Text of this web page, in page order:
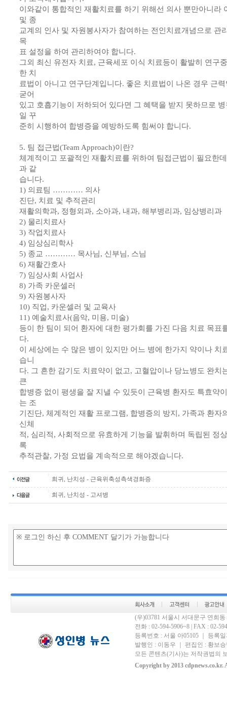
이와같이 통합적인 재활치료를 하기 위해선 의사 뿐만아니라
및 종
교계의 인사 및 자원봉사자가 참여하는 전인치료개념으로 관
목
표 설정을 하여 관리하여야 합니다.
그외 최신 유전자 치료, 근육세포 이식 치료등이 활발히 연구
한 치
료법이 아니고 연구단계입니다. 좋은 치료법이 나온 경우 근
굳어
있고 호흡기능이 저하되어 있다면 그 혜택을 받지 못하므로
일 꾸
준히 시행하여 합병증을 예방하도록 힘써야 합니다.
5. 팀 접근법(Team Approach)이란?
체계적이고 포괄적인 재활치료를 위하여 팀접근법이 필요한
과 같
습니다.
1) 의료팀 ………… 의사
진단, 치료 및 추적관리
재활의학과, 정형외과, 소아과, 내과, 해부병리과, 임상병리과
2) 물리치료사
3) 작업치료사
4) 임상심리학사
5) 종교 ………… 목사님, 신부님, 스님
6) 재활간호사
7) 임상사회 사업사
8) 가족 카운셀러
9) 자원봉사자
10) 직업, 카운셀러 및 교육사
11) 예술치료사(음악, 미용, 미술)
등이 한 팀이 되어 환자에 대한 평가회를 가진 다음 치료 목표
다.
이 세상에는 수 많은 병이 있지만 어느 병에 한가지 약이나 치
습니
다. 그 흔한 감기도 치료약이 없고, 고혈압이나 당뇨병도 완치
큰
합병증 없이 평생을 잘 지낼 수 있듯이 근육병 환자도 특효약
는 조
기진단, 체계적인 재활 프로그램, 합병증의 방지, 가족과 환자
신체
적, 심리적, 사회적으로 유효하게 기능을 발휘하며 독립된 정
록
추적관찰, 가정 요법을 계속적으로 해야겠습니다.
희귀, 난치성 - 근육위축성측색경화증
희귀, 난치성 - 고셔병
(우)03781 서울시 서대문구 연희
전화 : 02-594-5906~8 | FAX : 02-
등록번호 : 서울 아05105 ｜ 등록
발행인 : 이동우 ｜ 편집인 : 황보
모든 콘텐츠(기사)는 저작권법의
Copyright by 2013 cdpnews.co.kr.